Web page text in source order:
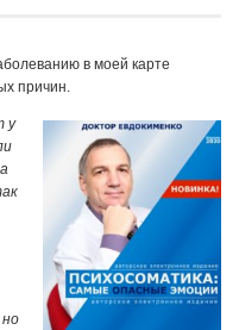
в моей карте
причин.
у
но